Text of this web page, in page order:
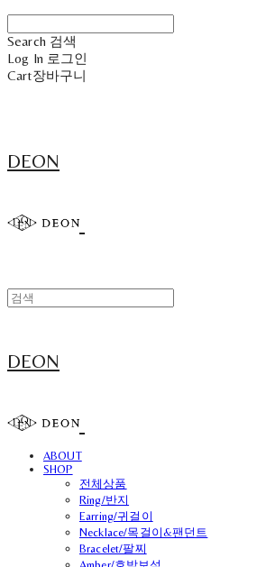
Search 검색
Log In 로그인
Cart장바구니
DEON
DEON
ABOUT
SHOP
전체상품
Ring/반지
Earring/귀걸이
Necklace/목걸이&팬던트
Bracelet/팔찌